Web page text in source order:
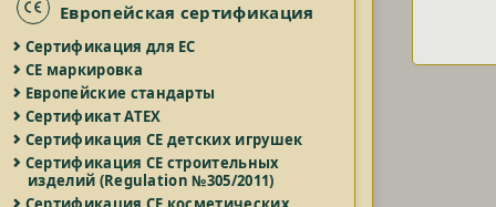
Европейская сертификация
Сертификация для ЕС
СЕ маркировка
Европейские стандарты
Сертификат ATEX
Сертификация СЕ детских игрушек
Сертификация СЕ строительных
изделий (Regulation №305/2011)